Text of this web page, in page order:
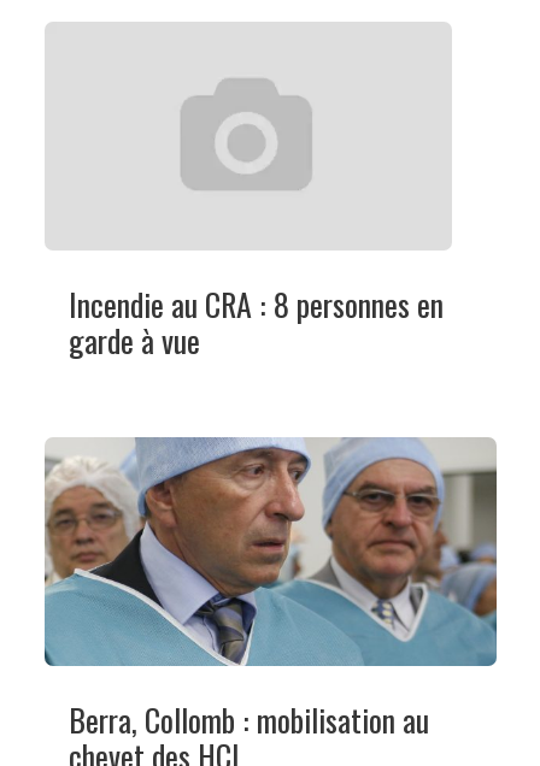
Incendie au CRA : 8 personnes en
garde à vue
Berra, Collomb : mobilisation au
chevet des HCL